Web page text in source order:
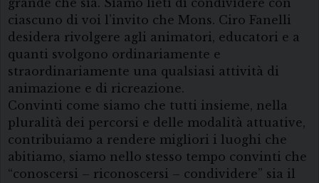
grande che sia. Siamo lieti di condividere con
ciascuno di voi l’invito che Mons. Ciro Fanelli
desidera rivolgere agli animatori, educatori e a
quanti svolgono ordinariamente e
straordinariamente una qualsiasi attività di
animazione e di ricreazione.
Convinti come siamo che tutti insieme, nella
pluralità dei percorsi e delle modalità attuative,
contribuiamo a rendere migliori i luoghi che
abitiamo, siamo nello stesso tempo convinti che
“conoscersi – riconoscersi – condividere” sia il